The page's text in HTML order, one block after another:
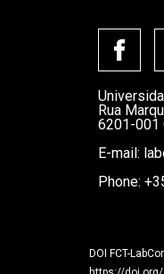
Rua
6201-001
E-mail:
Phone:
DOI FCT-